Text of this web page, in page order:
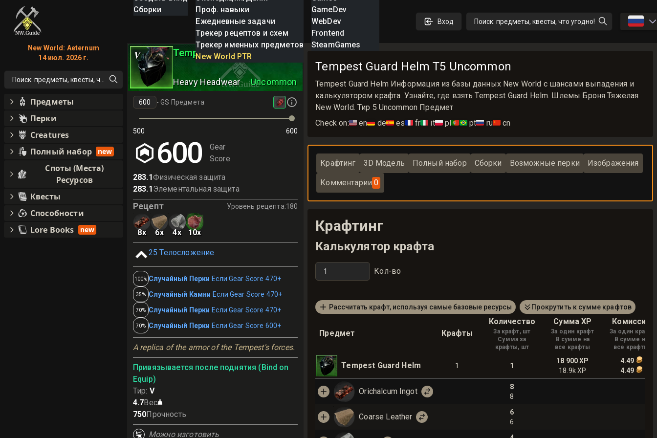
Сборки
Проф. навыки
Ежедневные задачи
Трекер рецептов и схем
Трекер именных предметов
New World PTR
GameDev
WebDev
Frontend
SteamGames
Вход Поиск: предметы, квесты, что угодно! 🇷🇺
V Tempest Guard Helm
Heavy Headwear Uncommon
-GS Предмета
500 600
600
Gear
Score
283.1Физическая защита
283.1Элементальная защита
Рецепт Уровень рецепта:180
8x 6x 4x 10x
25 Телосложение
100% Случайный Перки Если Gear Score 470+
35% Случайный Камни Если Gear Score 470+
70% Случайный Перки Если Gear Score 470+
70% Случайный Перки Если Gear Score 600+
A replica of the armor of the Tempest's forces.
Привязывается после поднятия (Bind on
Equip)
Тир: V
4.7Вес
750Прочность
Можно изготовить
Tempest Guard Helm T5 Uncommon
Tempest Guard Helm Информация из базы данных New World с шансами выпадения и
калькулятором крафта. Узнайте, где взять Tempest Guard Helm. Шлемы Броня Тяжелая
New World. Тир 5 Uncommon Предмет
Check on:🇺🇸 en🇩🇪 de🇪🇸 es🇫🇷 fr🇮🇹 it🇵🇱 pl🇵🇹🇧🇷 pt🇷🇺 ru🇨🇳 cn
Крафтинг 3D Модель Полный набор Сборки Возможные перки Изображения
Комментарии 0
Крафтинг
Калькулятор крафта
Кол-во
Рассчитать крафт, используя самые базовые ресурсы Прокрутить к сумме крафтов
Предмет Крафты
Количество
За крафт, шт
Сумма за
крафты, шт
Сумма XP
За один крафт
В сумме на
все крафты
Комиссия
За один крафт
В сумме на
все крафты
Tempest Guard Helm 1 1
18 900XP
18.9kXP
4.49
4.49
Orichalcum Ingot
8
8
Coarse Leather
6
6
New World: Aeternum
14 июл. 2026 г.
Поиск: предметы, квесты, что угодно!
Предметы
Перки
Creatures
Полный набор
new
Споты (Места)
Ресурсов
Квесты
Способности
Lore Books
new